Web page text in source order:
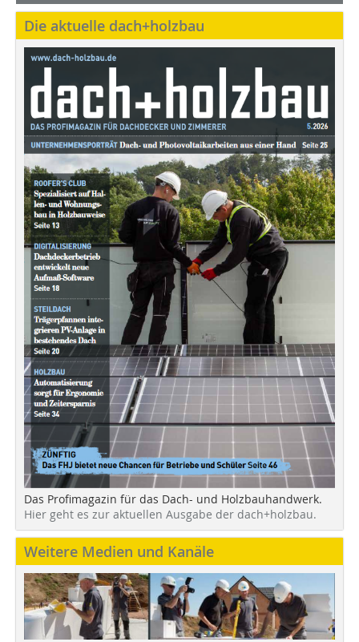
Die aktuelle dach+holzbau
Das Profimagazin für das Dach- und Holzbauhandwerk.
Hier geht es zur aktuellen Ausgabe der dach+holzbau.
Weitere Medien und Kanäle